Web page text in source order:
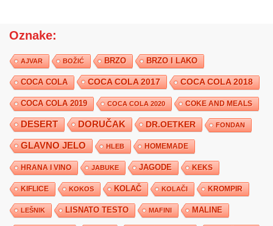
Oznake:
AJVAR BOŽIĆ BRZO BRZO I LAKO
COCA COLA COCA COLA 2017 COCA COLA 2018
COCA COLA 2019 COCA COLA 2020 COKE AND MEALS
DESERT DORUČAK DR.OETKER FONDAN
GLAVNO JELO HLEB HOMEMADE
HRANA I VINO JABUKE JAGODE KEKS
KIFLICE KOKOS KOLAČ KOLAČI KROMPIR
LEŠNIK LISNATO TESTO MAFINI MALINE